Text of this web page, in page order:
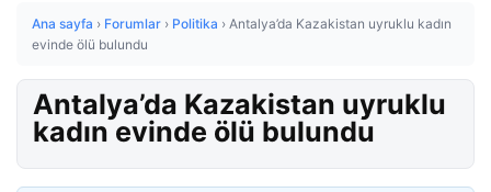
Ana sayfa › Forumlar › Politika › Antalya’da Kazakistan uyruklu kadın
evinde ölü bulundu
Antalya’da Kazakistan uyruklu
kadın evinde ölü bulundu